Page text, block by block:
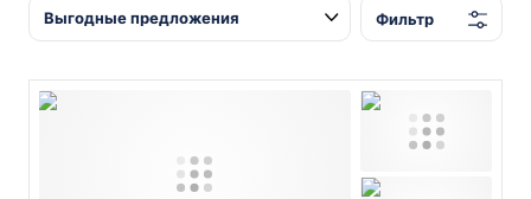
Фильтр